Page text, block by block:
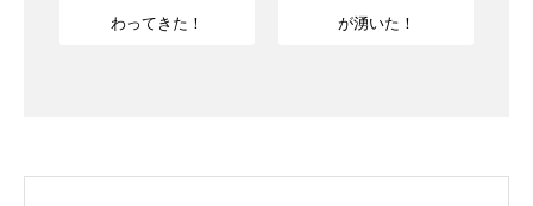
わってきた！
が湧いた！